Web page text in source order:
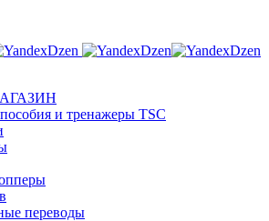
и тренажеры TSC
переводы